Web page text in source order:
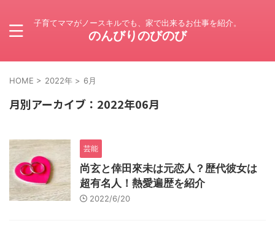
子育てママがノースキルでも、家で出来るお仕事を紹介。
のんびりのびのび
HOME > 2022年 > 6月
月別アーカイブ：2022年06月
芸能
尚玄と倖田來未は元恋人？歴代彼女は
超有名人！熱愛遍歴を紹介
2022/6/20